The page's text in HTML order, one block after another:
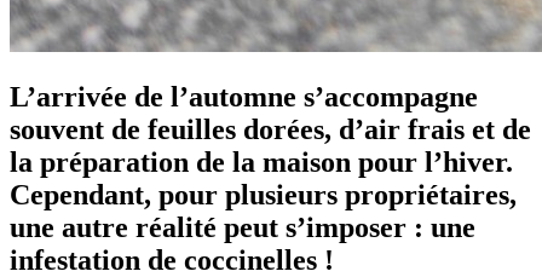
L’arrivée de l’automne s’accompagne
souvent de feuilles dorées, d’air frais et de
la préparation de la maison pour l’hiver.
Cependant, pour plusieurs propriétaires,
une autre réalité peut s’imposer : une
infestation de coccinelles !